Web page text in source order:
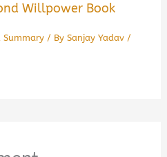
Willpower Book
Summary/ By Sanjay Yadav /